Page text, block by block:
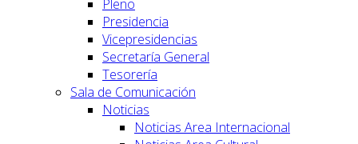
Pleno
Presidencia
Vicepresidencias
Secretaría General
Tesorería
Sala de Comunicación
Noticias
Noticias Area Internacional